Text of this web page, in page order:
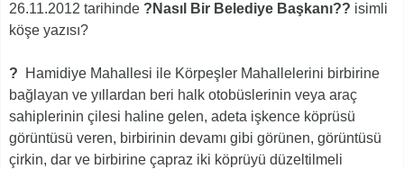
26.11.2012 tarihinde ?Nasıl Bir Belediye Başkanı?? isimli
köşe yazısı?
?
Hamidiye Mahallesi ile Körpeşler Mahallelerini birbirine
bağlayan ve yıllardan beri halk otobüslerinin veya araç
sahiplerinin çilesi haline gelen, adeta işkence köprüsü
görüntüsü veren, birbirinin devamı gibi görünen, görüntüsü
çirkin, dar ve birbirine çapraz iki köprüyü düzeltilmeli